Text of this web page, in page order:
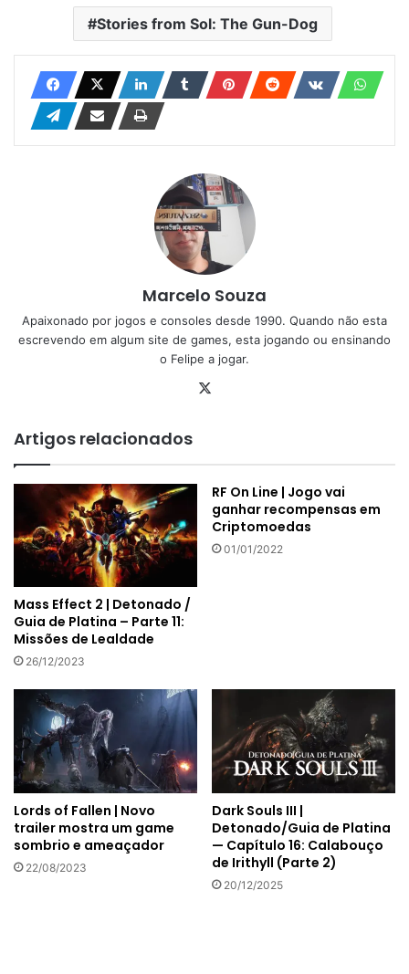
Stories from Sol: The Gun-Dog
Marcelo Souza
Apaixonado por jogos e consoles desde 1990. Quando não esta
escrevendo em algum site de games, esta jogando ou ensinando
o Felipe a jogar.
Artigos relacionados
Mass Effect 2 | Detonado /
Guia de Platina – Parte 11:
Missões de Lealdade
26/12/2023
RF On Line | Jogo vai
ganhar recompensas em
Criptomoedas
01/01/2022
Lords of Fallen | Novo
trailer mostra um game
sombrio e ameaçador
22/08/2023
Dark Souls III |
Detonado/Guia de Platina
— Capítulo 16: Calabouço
de Irithyll (Parte 2)
20/12/2025